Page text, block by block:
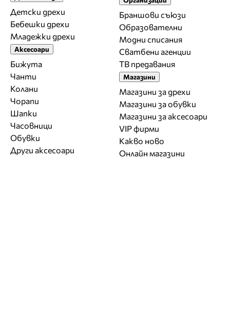
Детски дрехи
Бебешки дрехи
Младежки дрехи
Аксесоари
Бижута
Чанти
Колани
Чорапи
Шапки
Часовници
Обувки
Други аксесоари
Браншови съюзи
Образователни
Модни списания
Сватбени агенции
ТВ предавания
Магазини
Магазини за дрехи
Магазини за обувки
Магазини за aксесоари
VIP фирми
Какво ново
Онлайн магазини